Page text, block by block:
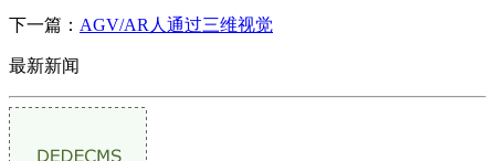
下一篇： AGV/AR人通过三维视觉
最新新闻